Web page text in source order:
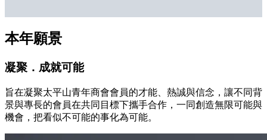
本年願景
凝聚．成就可能
旨在凝聚太平山青年商會會員的才能、熱誠與信念，讓不同背
景與專長的會員在共同目標下攜手合作，一同創造無限可能與
機會，把看似不可能的事化為可能。